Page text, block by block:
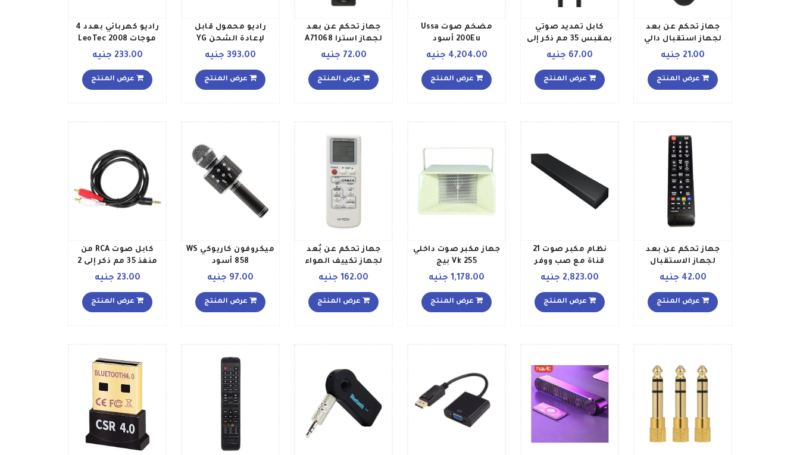
جهاز تحكم عن بعد
لجهاز استقبال دالي
ستار 9300 Kh652g
21.00 جنيه
عرض المنتج
كابل تمديد صوتي
بمقبس 35 مم ذكر إلى
أنثى بطول 5 أمتار
67.00 جنيه
عرض المنتج
مضخم صوت Ussa
200Eu أسود
4,204.00 جنيه
عرض المنتج
جهاز تحكم عن بعد
لجهاز استرا A71068
أسود72.00 جنيه
عرض المنتج
راديو محمول قابل
لإعادة الشحن YG
821UT أحمر وأسود
393.00 جنيه
عرض المنتج
راديو كهربائي بعدد 4
موجات LeoTec 2008
Radio أسود
233.00 جنيه
عرض المنتج
جهاز تحكم عن بعد
لجهاز الاستقبال
ترومان طراز TM HD 12
42.00 جنيه
عرض المنتج
نظام مكبر صوت 21
قناة مع صب ووفر
لاسلكي HW A450ZN2,823.00 جنيه
عرض المنتج
جهاز مكبر صوت داخلي
Vk 255 بيج
1,178.00 جنيه
عرض المنتج
جهاز تحكم عن بُعد
لجهاز تكييف الهواء
A66063 أبيضأسودأحمر162.00 جنيه
عرض المنتج
ميكروفون كاريوكي WS
858 أسود
97.00 جنيه
عرض المنتج
كابل صوت RCA من
منفذ 35 مم ذكر إلى 2
23.00 جنيه
عرض المنتج